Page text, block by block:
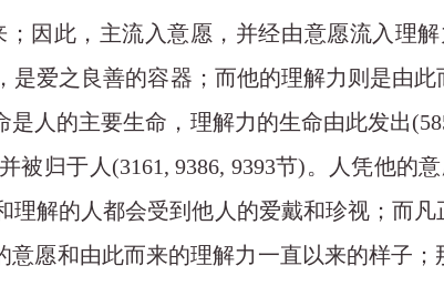
因此，主流入意愿，并经由意愿流入理
是爱之良善的容器；而他的理解力则是由
人的主要生命，理解力的生命由此发出
被归于人(3161, 9386, 9393节)。人凭他的
理解的人都会受到他人的爱戴和珍视；而
意愿和由此而来的理解力一直以来的样子